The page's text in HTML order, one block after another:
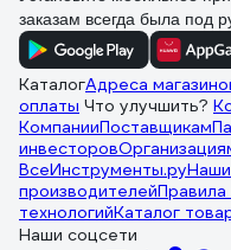
заказам всегда была под
КаталогАдреса
оплаты Что улучшить?
КомпанииПоставщикам
инвесторов
ВсеИнструменты.руНаши
производителей
технологийКаталог
Наши соцсети